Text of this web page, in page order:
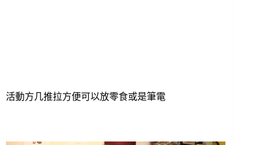
活動方几推拉方便可以放零食或是筆電